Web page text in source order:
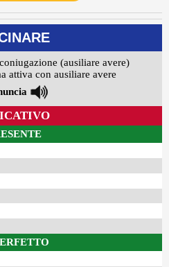
(ausiliare avere)
attiva con ausiliare avere